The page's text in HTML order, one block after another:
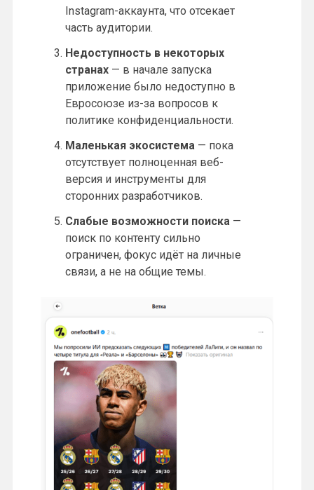
Instagram-аккаунта, что отсекает
часть аудитории.
Недоступность в некоторых
странах — в начале запуска
приложение было недоступно в
Евросоюзе из-за вопросов к
политике конфиденциальности.
Маленькая экосистема — пока
отсутствует полноценная веб-
версия и инструменты для
сторонних разработчиков.
Слабые возможности поиска —
поиск по контенту сильно
ограничен, фокус идёт на личные
связи, а не на общие темы.